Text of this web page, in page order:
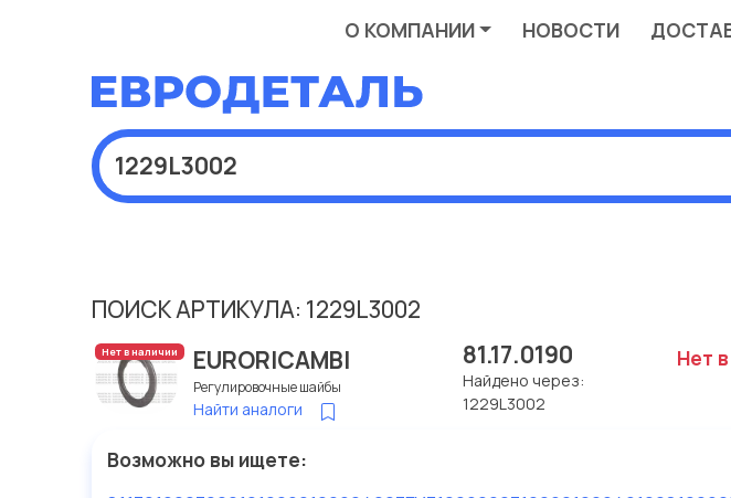
О КОМПАНИИ НОВОСТИ
ПОИСК АРТИКУЛА: 1229L3002
Нет в наличии EURORICAMBI
Регулировочные шайбы
Найти аналоги
81.17.0190
Найдено через:
1229L3002
Нет
Возможно вы ищете: